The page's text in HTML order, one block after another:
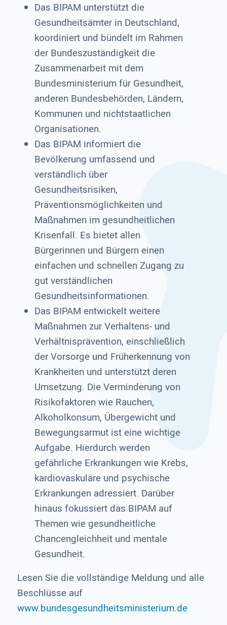
Das BIPAM unterstützt die
Gesundheitsämter in Deutschland,
koordiniert und bündelt im Rahmen
der Bundeszuständigkeit die
Zusammenarbeit mit dem
Bundesministerium für Gesundheit,
anderen Bundesbehörden, Ländern,
Kommunen und nichtstaatlichen
Organisationen.
Das BIPAM informiert die
Bevölkerung umfassend und
verständlich über
Gesundheitsrisiken,
Präventionsmöglichkeiten und
Maßnahmen im gesundheitlichen
Krisenfall. Es bietet allen
Bürgerinnen und Bürgern einen
einfachen und schnellen Zugang zu
gut verständlichen
Gesundheitsinformationen.
Das BIPAM entwickelt weitere
Maßnahmen zur Verhaltens- und
Verhältnisprävention, einschließlich
der Vorsorge und Früherkennung von
Krankheiten und unterstützt deren
Umsetzung. Die Verminderung von
Risikofaktoren wie Rauchen,
Alkoholkonsum, Übergewicht und
Bewegungsarmut ist eine wichtige
Aufgabe. Hierdurch werden
gefährliche Erkrankungen wie Krebs,
kardiovaskuläre und psychische
Erkrankungen adressiert. Darüber
hinaus fokussiert das BIPAM auf
Themen wie gesundheitliche
Chancengleichheit und mentale
Gesundheit.
Lesen Sie die vollständige Meldung und alle
Beschlüsse auf
www.bundesgesundheitsministerium.de